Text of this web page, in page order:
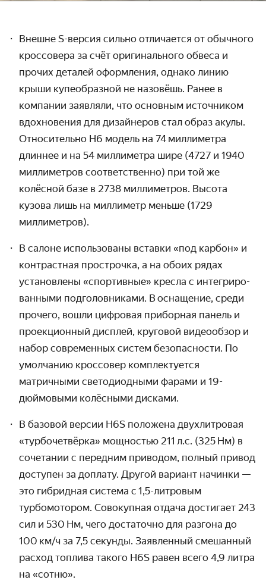
Внешне S-версия сильно отличается от обычного
кроссовера за счёт оригиналь­ного обвеса и
прочих деталей оформления, однако линию
крыши купе­образной не назовёшь. Ранее в
компании заявляли, что основным источником
вдохно­вения для дизайнеров стал образ акулы.
Относительно H6 модель на 74 милли­метра
длиннее и на 54 миллиметра шире (4727 и 1940
милли­метров соответ­ственно) при той же
колёсной базе в 2738 миллиметров. Высота
кузова лишь на милли­метр меньше (1729
миллиметров).
В салоне использованы вставки «под карбон» и
контрастная прострочка, а на обоих рядах
установлены «спортивные» кресла с интегриро­
ванными подголов­никами. В оснащение, среди
прочего, вошли цифровая приборная панель и
проекционный дисплей, круговой видео­обзор и
набор современных систем безопасности. По
умолчанию кроссовер комплектуется
матричными свето­диодными фарами и 19-
дюймовыми колёсными дисками.
В базовой версии H6S положена двухлитровая
«турбочетвёрка» мощностью 211 л.с. (325 Нм) в
сочетании с передним приводом, полный привод
доступен за доплату. Другой вариант начинки —
это гибридная система c 1,5-литровым
турбомотором. Совокупная отдача достигает 243
сил и 530 Нм, чего достаточно для разгона до
100 км / ч за 7,5 секунды. Заявленный смешанный
расход топлива такого H6S равен всего 4,9 литра
на «сотню».